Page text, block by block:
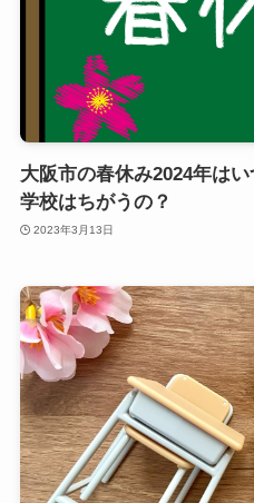
大阪市の春休み2024年は
学校はちがうの？
2023年3月13日